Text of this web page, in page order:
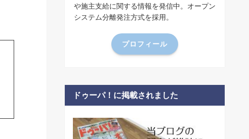
や施主支給に関する情報を発信中。オープン
システム分離発注方式を採用。
プロフィール
ドゥーパ！に掲載されました